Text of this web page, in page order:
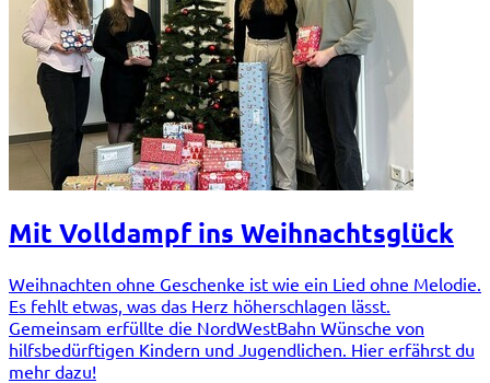
Mit Volldampf ins Weihnachtsglück
Weihnachten ohne Geschenke ist wie ein Lied ohne Melodie.
Es fehlt etwas, was das Herz höherschlagen lässt.
Gemeinsam erfüllte die NordWestBahn Wünsche von
hilfsbedürftigen Kindern und Jugendlichen. Hier erfährst du
mehr dazu!